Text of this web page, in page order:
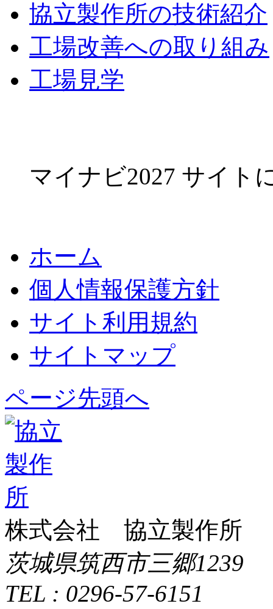
協立製作所の技術紹介
工場改善への取り組み
工場見学
マイナビ2027 サイト
ホーム
個人情報保護方針
サイト利用規約
サイトマップ
ページ先頭へ
株式会社 協立製作所
茨城県筑西市三郷1239
TEL : 0296-57-6151